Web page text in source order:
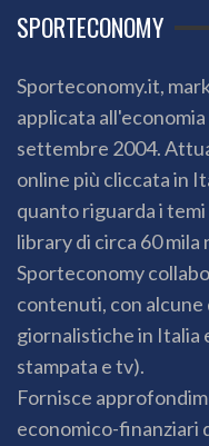
SPORTECONOMY
Sporteconomy.it,
applicata
settembre 2004.
online più cliccata in
quanto riguarda i
library di circa 60 mila
Sporteconomy
contenuti, con
giornalistiche in Italia
stampata e tv).
Fornisce
economico-finanziari